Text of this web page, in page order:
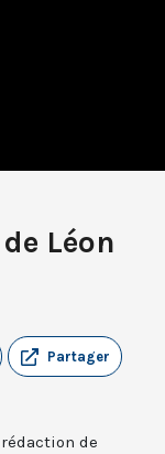
Léon
Partager
de